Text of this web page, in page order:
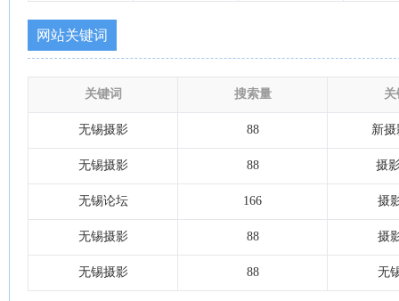
网站关键词
关键词 搜索量 关
无锡摄影 88 新
无锡摄影 88 摄
无锡论坛 166 摄
无锡摄影 88 摄
无锡摄影 88 无